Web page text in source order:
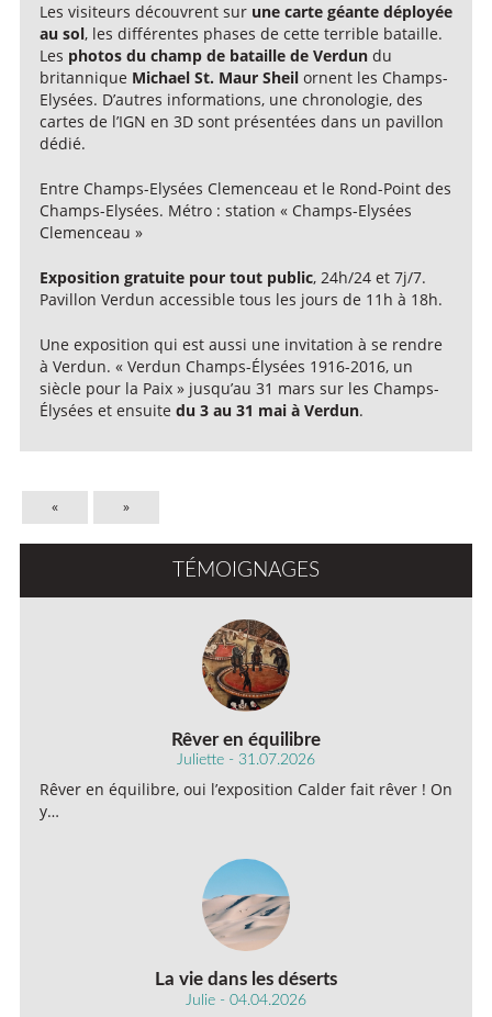
Les visiteurs découvrent sur une carte géante déployée
au sol, les différentes phases de cette terrible bataille.
Les photos du champ de bataille de Verdun du
britannique Michael St. Maur Sheil ornent les Champs-
Elysées. D’autres informations, une chronologie, des
cartes de l’IGN en 3D sont présentées dans un pavillon
dédié.
Entre Champs-Elysées Clemenceau et le Rond-Point des
Champs-Elysées. Métro : station « Champs-Elysées
Clemenceau »
Exposition gratuite pour tout public, 24h/24 et 7j/7.
Pavillon Verdun accessible tous les jours de 11h à 18h.
Une exposition qui est aussi une invitation à se rendre
à Verdun. « Verdun Champs-Élysées 1916-2016, un
siècle pour la Paix » jusqu’au 31 mars sur les Champs-
Élysées et ensuite du 3 au 31 mai à Verdun.
« »
TÉMOIGNAGES
Rêver en équilibre
Juliette - 31.07.2026
Rêver en équilibre, oui l’exposition Calder fait rêver ! On
y…
La vie dans les déserts
Julie - 04.04.2026